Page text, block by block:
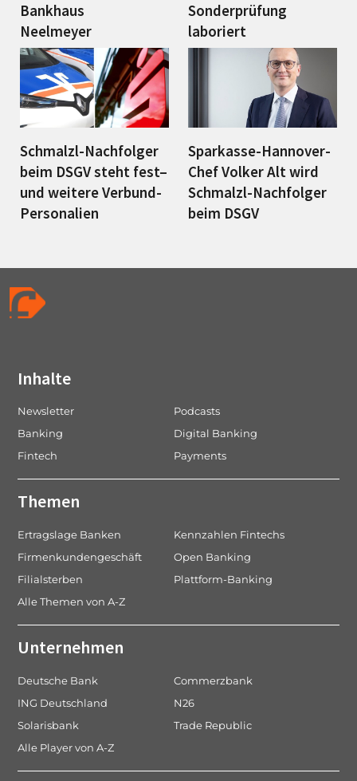
Bankhaus
Neelmeyer
Sonderprüfung
laboriert
Schmalzl-Nachfolger
beim DSGV steht fest–
und weitere Verbund-
Personalien
Sparkasse-Hannover-
Chef Volker Alt wird
Schmalzl-Nachfolger
beim DSGV
Inhalte
Newsletter
Podcasts
Banking
Digital Banking
Fintech
Payments
Themen
Ertragslage Banken
Kennzahlen Fintechs
Firmenkundengeschäft
Open Banking
Filialsterben
Plattform-Banking
Alle Themen von A-Z
Unternehmen
Deutsche Bank
Commerzbank
ING Deutschland
N26
Solarisbank
Trade Republic
Alle Player von A-Z